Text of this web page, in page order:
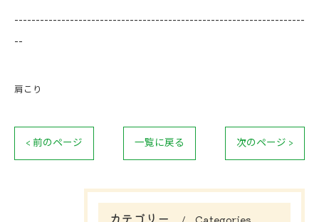
--------------------------------------------------------------------
--
肩こり
< 前のページ 一覧に戻る 次のページ >
カテゴリー Categories